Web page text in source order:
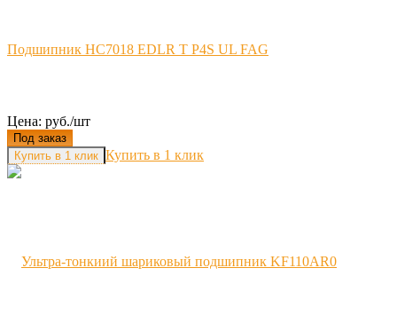
Подшипник HC7018 EDLR T P4S UL FAG
Цена: руб./шт
Под заказ
Купить в 1 клик